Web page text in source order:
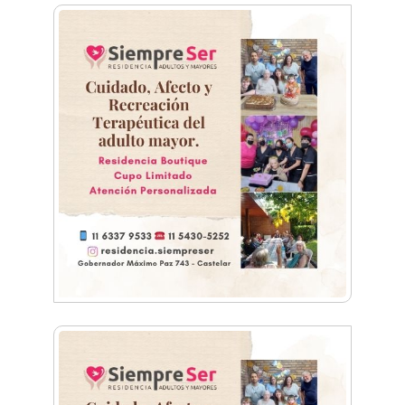
Vacaciones de Invierno: ciencia, experimentos
y shows de las Guerreras K-Pop en Castelar
La histórica FM En Tránsito cumple 39 años y
lo festejará con un fiestón en Auditorio Oeste
Sexo, deseo y vínculos: La Lic. Cecilia Ce llega a
Morón con "Encendé tu motor"
Silvia Villalba presentó Caudal Interno: "Tiene
que ver con el mensaje que quiero entregar
desde mi ser"
Planspiel: Conocé la experiencia educativa en
El día que Castelar creyó que Los Redondos
tocaban en el Club Argentino
Feria Conurbana: Resistencia Gráfica ante las